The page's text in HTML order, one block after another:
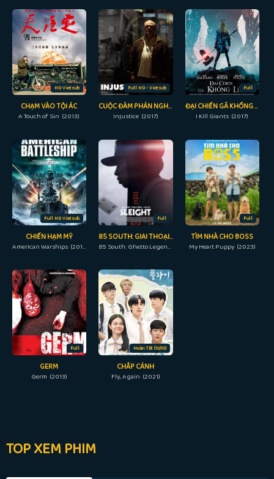
HD Vietsub
CHẠM VÀO TỘI ÁC
A Touch of Sin (2013)
Full HD - Vietsub
CUỘC ĐÀM PHÁN NGHẸT THỞ
Injustice (2017)
Full
ĐẠI CHIẾN GÃ KHỔNG LỒ
I Kill Giants (2017)
Full HD Vietsub
CHIẾN HẠM MỸ
American Warships (2012)
Full
85 SOUTH: GIAI THOẠI ĐƯỜNG PHỐ
85 South: Ghetto Legends (2023)
Full
TÌM NHÀ CHO BOSS
My Heart Puppy (2023)
Full
GERM
Germ (2013)
Hoàn Tất (10/10)
CHẮP CÁNH
Fly, Again (2021)
TOP XEM PHIM